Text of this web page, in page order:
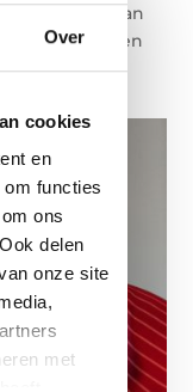
Over
cookies
en
functies
ons
delen
onze site
met
vandaan
oplossingen en